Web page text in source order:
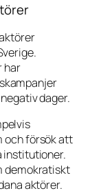
har
dager.
och försök att
institutioner.
demokratiskt
aktörer.